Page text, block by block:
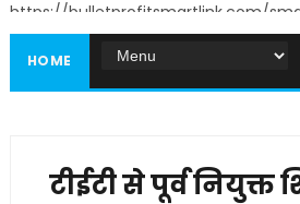
https://bulletprofitsmartlink.com/
HOME
टीईटी से पूर्व नियुक्त